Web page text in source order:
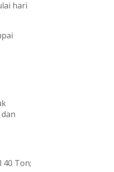
hari
Ton;